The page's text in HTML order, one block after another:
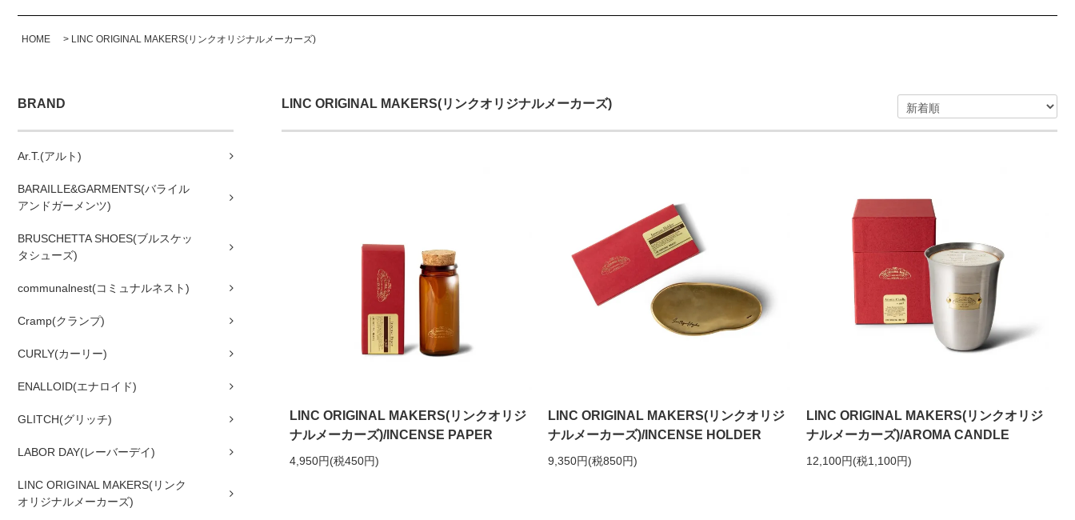
HOME > LINC ORIGINAL MAKERS(リンクオリジナルメーカーズ)
BRAND
Ar.T.(アルト)
BARAILLE&GARMENTS(バライル
アンドガーメンツ)
BRUSCHETTA SHOES(ブルスケッ
タシューズ)
communalnest(コミュナルネスト)
Cramp(クランプ)
CURLY(カーリー)
ENALLOID(エナロイド)
GLITCH(グリッチ)
LABOR DAY(レーバーデイ)
LINC ORIGINAL MAKERS(リンク
オリジナルメーカーズ)
LINC ORIGINAL MAKERS(リンクオリジナルメーカーズ)
LINC ORIGINAL MAKERS(リンクオリジ
ナルメーカーズ)/INCENSE PAPER
4,950円(税450円)
LINC ORIGINAL MAKERS(リンクオリジ
ナルメーカーズ)/INCENSE HOLDER
9,350円(税850円)
LINC ORIGINAL MAKERS(リンクオリジ
ナルメーカーズ)/AROMA CANDLE
12,100円(税1,100円)